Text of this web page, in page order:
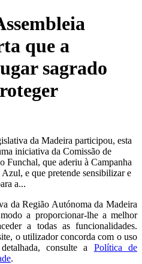
que a
sagrado
da Madeira participou, esta
iniciativa da Comissão de
Funchal, que aderiu à Campanha
e que pretende sensibilizar e
a...
da Região Autónoma da Madeira
a proporcionar-lhe a melhor
a todas as funcionalidades.
o utilizador concorda com o uso
consulte a
Política de
.